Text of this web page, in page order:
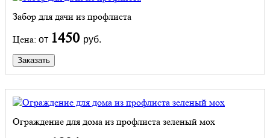
Забор для дачи из профлиста
Цена: от 1450 руб.
Заказать
Ограждение для дома из профлиста зеленый мох